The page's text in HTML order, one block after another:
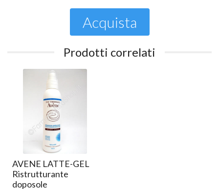
Acquista
Prodotti correlati
AVENE LATTE-GEL
Ristrutturante
doposole